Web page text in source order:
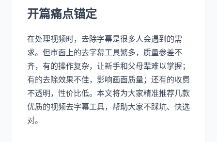
开篇痛点锚定
在处理视频时，去除字幕是很多人会遇到的需
求。但市面上的去字幕工具繁多，质量参差不
齐，有的操作复杂，让新手和父母辈难以掌握；
有的去除效果不佳，影响画面质量；还有的收费
不透明，性价比低。本文将为大家精准推荐几款
优质的视频去字幕工具，帮助大家不踩坑、快选
对。